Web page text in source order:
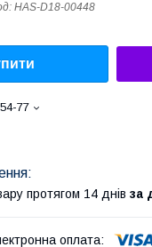
HAS-D18-00448
77
протягом 14 днів за